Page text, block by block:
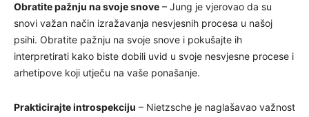
Obratite pažnju na svoje snove – Jung je vjerovao da su
snovi važan način izražavanja nesvjesnih procesa u našoj
psihi. Obratite pažnju na svoje snove i pokušajte ih
interpretirati kako biste dobili uvid u svoje nesvjesne procese i
arhetipove koji utječu na vaše ponašanje.
Prakticirajte introspekciju – Nietzsche je naglašavao važnost